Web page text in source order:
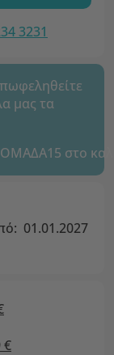
3231
μας τα
στο
01.01.2027
€